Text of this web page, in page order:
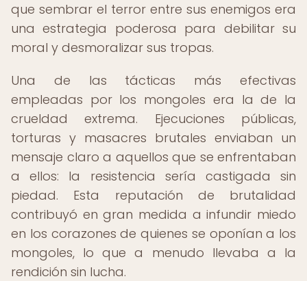
que sembrar el terror entre sus enemigos era
una estrategia poderosa para debilitar su
moral y desmoralizar sus tropas.
Una de las tácticas más efectivas
empleadas por los mongoles era la de la
crueldad extrema. Ejecuciones públicas,
torturas y masacres brutales enviaban un
mensaje claro a aquellos que se enfrentaban
a ellos: la resistencia sería castigada sin
piedad. Esta reputación de brutalidad
contribuyó en gran medida a infundir miedo
en los corazones de quienes se oponían a los
mongoles, lo que a menudo llevaba a la
rendición sin lucha.